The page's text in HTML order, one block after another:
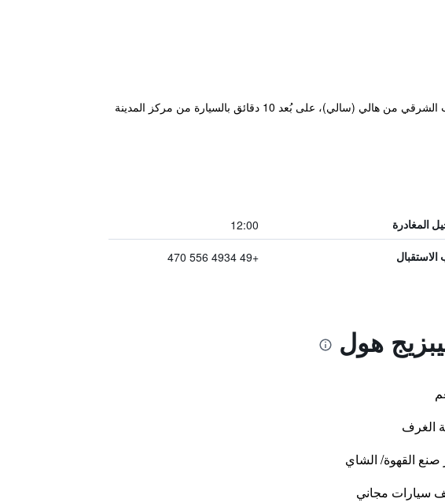
يقع هذا الفندق الـ 4 نجوم بجانب الطريق السريع A14 ويوفر مواقف مجانية للسيارات. ويقع في الجانب الشرقي من هالي (سالي)، على بُعد 10 دقائق بالسيارة من مركز المدينة
المغادرة 12:00
+49 4934 556 470
هول
الغرف
صنع القهوة/ الشاي
سيارات مجاني